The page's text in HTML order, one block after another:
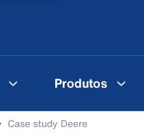
Produtos
Case study Deere